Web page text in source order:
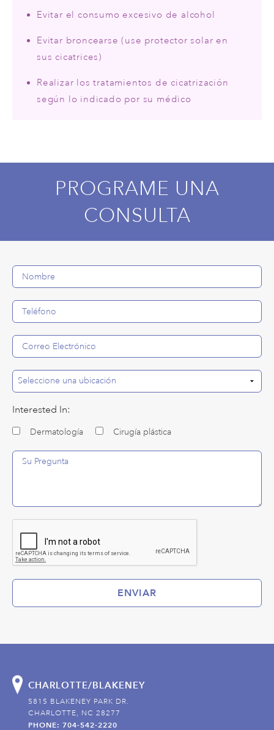
Evitar el consumo excesivo de alcohol
Evitar broncearse (use protector solar en
sus cicatrices)
Realizar los tratamientos de cicatrización
según lo indicado por su médico
PROGRAME UNA
CONSULTA
Interested In:
Dermatología Cirugía plástica
ENVIAR
CHARLOTTE/BLAKENEY
5815 BLAKENEY PARK DR.
CHARLOTTE, NC 28277
PHONE: 704-542-2220